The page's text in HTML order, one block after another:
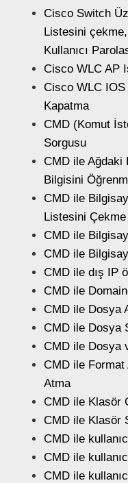
Cisco Switch
Listesini
Kullanıcı
Cisco WLC AP
Cisco WLC
Kapatma
CMD (Komut
Sorgusu
CMD ile Ağdaki
Bilgisini
CMD ile
Listesini Çekme
CMD ile
CMD ile
CMD ile dış IP
CMD ile
CMD ile Dosya
CMD ile Dosya
CMD ile Dosya
CMD ile
Atma
CMD ile Klasör
CMD ile Klasör
CMD ile
CMD ile
CMD ile